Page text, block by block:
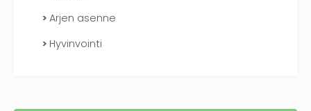
Arjen asenne
Hyvinvointi